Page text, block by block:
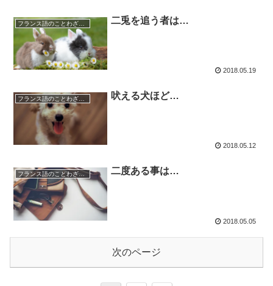
二兎を追う者は…
2018.05.19
吠える犬ほど…
2018.05.12
フランス語のことわざ・慣用句 二度ある事は…
2018.05.05
次のページ